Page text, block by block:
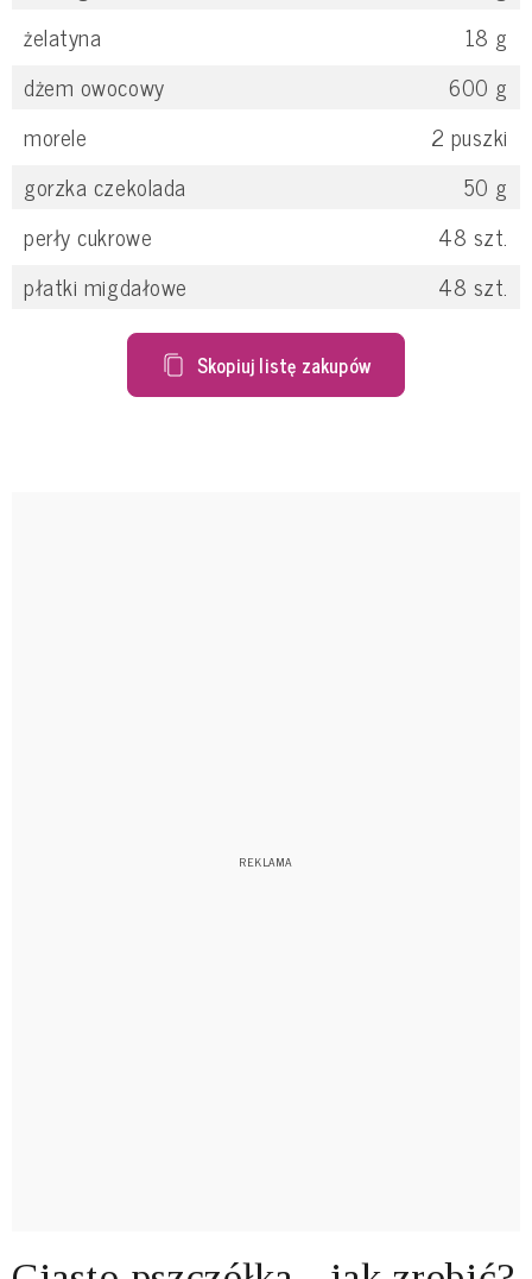
żelatyna
18 g
dżem owocowy
600 g
morele
2 puszki
gorzka czekolada
50 g
perły cukrowe
48 szt.
płatki migdałowe
48 szt.
Skopiuj listę zakupów